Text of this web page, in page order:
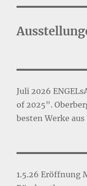
Juli 2026
of 2025".
besten Werke aus
1.5.26 Eröffnung